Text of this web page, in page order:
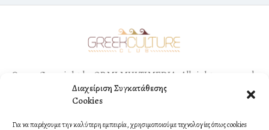
Διαχείριση Συγκατάθεσης
Cookies
Για να παρέχουμε την καλύτερη εμπειρία, χρησιμοποιούμε τεχνολογίες όπως cookies
©2021 Copyright by ORMI MULTIMEDIA. All rights reserved.
Contact